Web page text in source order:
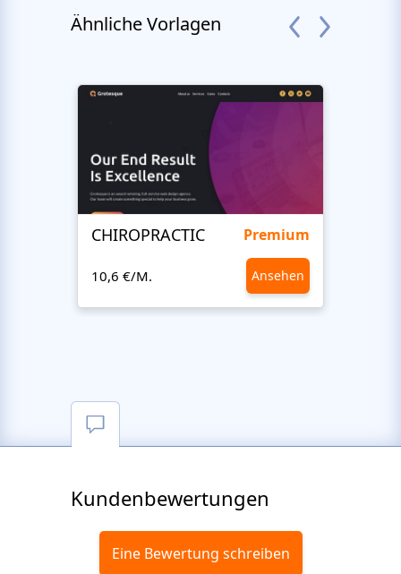
Ähnliche Vorlagen
CHIROPRACTIC Premium
10,6 €/M. Ansehen
Kundenbewertungen
Eine Bewertung schreiben